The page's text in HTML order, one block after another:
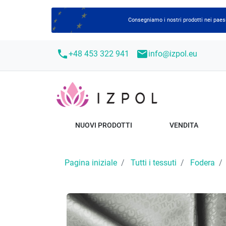
Consegniamo i nostri prodotti nei
call+48 453 322 941 mailinfo@izpol.eu
NUOVI PRODOTTI VENDITA
Pagina iniziale Tutti i tessuti Fodera